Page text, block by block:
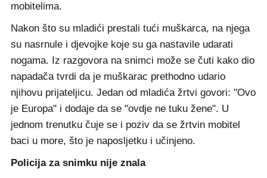
mobitelima.
Nakon što su mladići prestali tući muškarca, na njega
su nasrnule i djevojke koje su ga nastavile udarati
nogama. Iz razgovora na snimci može se čuti kako dio
napadača tvrdi da je muškarac prethodno udario
njihovu prijateljicu. Jedan od mladića žrtvi govori: "Ovo
je Europa" i dodaje da se "ovdje ne tuku žene". U
jednom trenutku čuje se i poziv da se žrtvin mobitel
baci u more, što je naposljetku i učinjeno.
Policija za snimku nije znala